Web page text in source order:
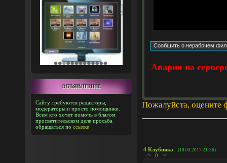
ОБЪЯВЛЕНИЕ
Сайту требуются редакторы,
модераторы и просто помощники.
Всем кто хочет помочь в благом
просветительском деле просьба
обращаться по ссылке
Авария на
Пожалуйста,
4 Клубника (18.03.2017 21:36)
0